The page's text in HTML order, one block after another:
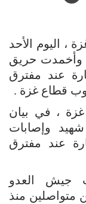
، اليوم الأحد
وأخمدت حريق
عند مفترق
قطاع غزة .
، في بيان
وإصابات
عند مفترق
جيش العدو
متواصلين منذ